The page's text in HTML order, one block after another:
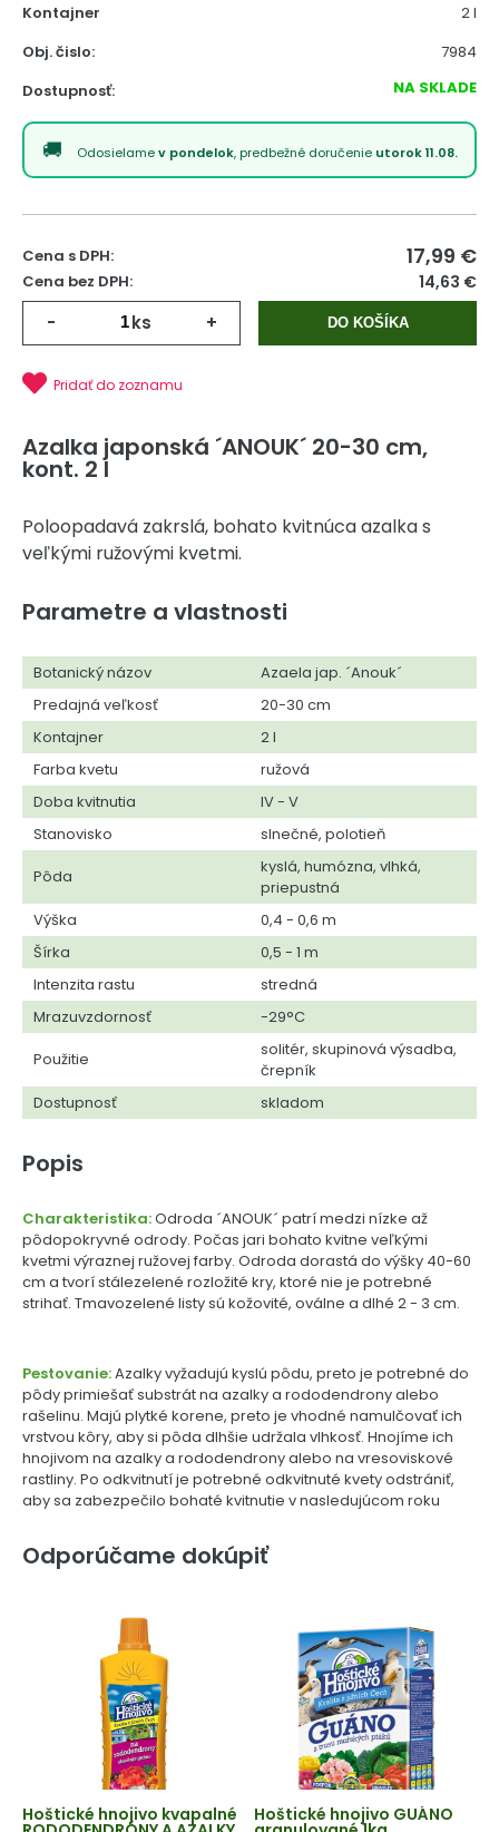
Kontajner
2 l
Obj. čislo:
7984
Dostupnosť:
NA SKLADE
Odosielamev pondelok, predbežné doručenie utorok 11.08.
Cena s DPH: 17,99 €
Cena bez DPH: 14,63 €
- ks + DO KOŠÍKA
Pridať do zoznamu
Azalka japonská ´ANOUK´ 20-30 cm,
kont. 2 l
Poloopadavá zakrslá, bohato kvitnúca azalka s
veľkými ružovými kvetmi.
Parametre a vlastnosti
Botanický názov
Azaela jap. ´Anouk´
Predajná veľkosť
20-30 cm
Kontajner
2 l
Farba kvetu
ružová
Doba kvitnutia
IV - V
Stanovisko
slnečné, polotieň
Pôda
kyslá, humózna, vlhká,
priepustná
Výška
0,4 - 0,6 m
Šírka
0,5 - 1 m
Intenzita rastu
stredná
Mrazuvzdornosť
-29°C
Použitie
solitér, skupinová výsadba,
črepník
Dostupnosť
skladom
Popis
Charakteristika:Odroda ´ANOUK´ patrí medzi nízke až
pôdopokryvné odrody. Počas jari bohato kvitne veľkými
kvetmi výraznej ružovej farby. Odroda dorastá do výšky 40-60
cm a tvorí stálezelené rozložité kry, ktoré nie je potrebné
strihať. Tmavozelené listy sú kožovité, oválne a dlhé 2 - 3 cm.
Pestovanie:Azalky vyžadujú kyslú pôdu, preto je potrebné do
pôdy primiešať substrát na azalky a rododendrony alebo
rašelinu. Majú plytké korene, preto je vhodné namulčovať ich
vrstvou kôry, aby si pôda dlhšie udržala vlhkosť. Hnojíme ich
hnojivom na azalky a rododendrony alebo na vresoviskové
rastliny. Po odkvitnutí je potrebné odkvitnuté kvety odstrániť,
aby sa zabezpečilo bohaté kvitnutie v nasledujúcom roku
Odporúčame dokúpiť
Hoštické hnojivo kvapalné Hoštické hnojivo GUÁNO